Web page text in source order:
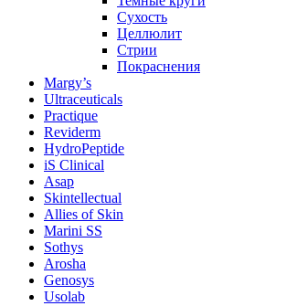
Сухость
Целлюлит
Стрии
Покраснения
Margy’s
Ultraceuticals
Practique
Reviderm
HydroPeptide
iS Clinical
Asap
Skintellectual
Allies of Skin
Marini SS
Sothys
Arosha
Genosys
Usolab